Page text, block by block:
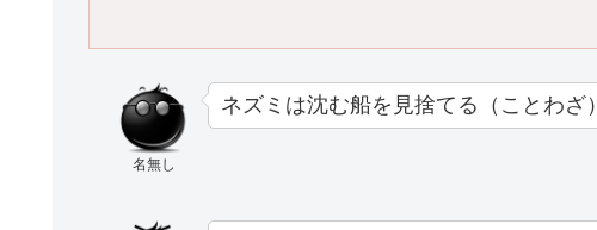
名無し
ネズミは沈む船を見捨てる（ことわざ）